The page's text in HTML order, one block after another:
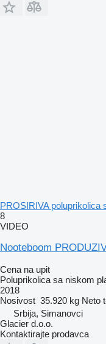
PROSIRIVA poluprikolica
8
VIDEO
Nooteboom
Cena na upit
Poluprikolica sa niskom
2018
Nosivost 35.920 kg Neto
Srbija, Simanovci
Glacier d.o.o.
Kontaktirajte prodavca